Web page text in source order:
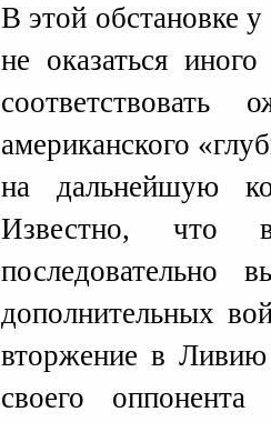
В этой обстановке
не оказаться
соответствовать
американского
на дальнейшую
Известно, что
последовательно
дополнительных
вторжение в
своего